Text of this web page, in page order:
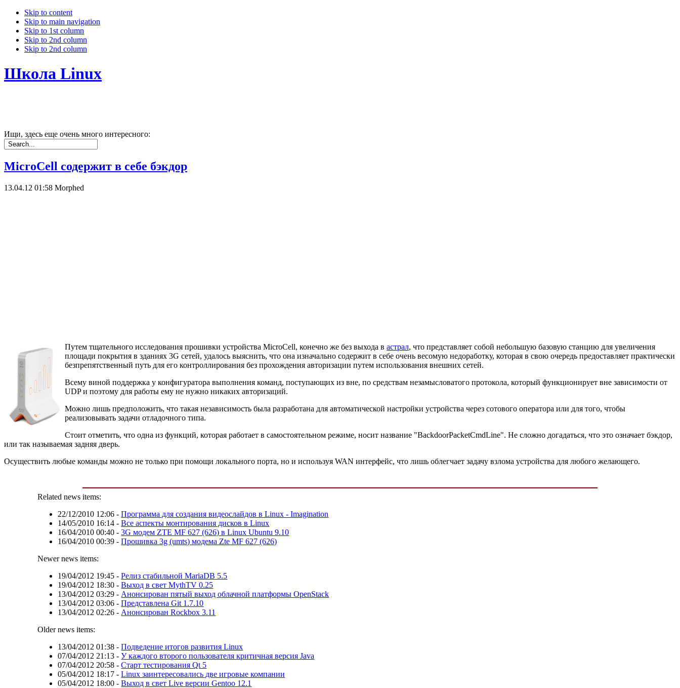
Skip to content
Skip to main navigation
Skip to 1st column
Skip to 2nd column
Skip to 2nd column
Школа Linux
Ищи, здесь еще очень много интересного:
MicroCell содержит в себе бэкдор
13.04.12 01:58 Morphed
Путем тщательного исследования прошивки устройства MicroCell, конечно же без выхода в астрал, что представляет собой небольшую базовую станцию для увеличения
площади покрытия в зданиях 3G сетей, удалось выяснить, что она изначально содержит в себе очень весомую недоработку, которая в свою очередь предоставляет практически
безпрепятственный путь для его контроллирования без прохождения авторизации путем использования внешних сетей.
Всему виной поддержка у конфигуратора выполнения команд, поступающих из вне, по средствам незамысловатого протокола, который функционирует вне зависимости от
UDP и поэтому для работы ему не нужно никаких авторизаций.
Можно лишь предположить, что такая независимость была разработана для автоматической настройки устройства через сотового оператора или для того, чтобы
реализовывать задачи отладочного типа.
Стоит отметить, что одна из функций, которая работает в самостоятельном режиме, носит название "BackdoorPacketCmdLine". Не сложно догадаться, что это означает бэкдор,
или так называемая задняя дверь.
Осуществить любые команды можно не только при помощи локального порта, но и используя WAN интерфейс, что лишь облегчает задачу взлома устройства для любого желающего.
Related news items:
22/12/2010 12:06 -Программа для создания видеослайдов в Linux - Imagination
14/05/2010 16:14 -Все аспекты монтирования дисков в Linux
16/04/2010 00:40 -3G модем ZTE MF 627 (626) в Linux Ubuntu 9.10
16/04/2010 00:39 -Прошивка 3g (umts) модема Zte MF 627 (626)
Newer news items:
19/04/2012 19:45 -Релиз стабильной MariaDB 5.5
19/04/2012 18:30 -Выход в свет MythTV 0.25
13/04/2012 03:29 - Анонсирован пятый выход облачной платформы OpenStack
13/04/2012 03:06 -Представлена Git 1.7.10
13/04/2012 02:26 - Анонсирован Rockbox 3.11
Older news items:
13/04/2012 01:38 -Подведение итогов развития Linux
07/04/2012 21:13 -У каждого второго пользователя критичная версия Java
07/04/2012 20:58 -Старт тестирования Qt 5
05/04/2012 18:17 -Linux заинтересовались две игровые компании
05/04/2012 18:00 -Выход в свет Live версии Gentoo 12.1